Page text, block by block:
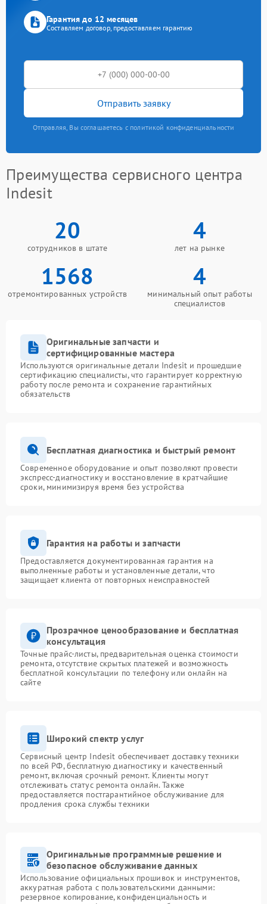
Гарантия до 12 месяцев
Составляем договор, предоставляем гарантию
Отправить заявку
Отправляя, Вы соглашаетесь с политикой конфиденциальности
Преимущества сервисного центра
Indesit
20
сотрудников в штате
4
лет на рынке
1568
отремонтированных устройств
4
минимальный опыт работы
специалистов
Оригинальные запчасти и
сертифицированные мастера
Используются оригинальные детали Indesit и прошедшие
сертификацию специалисты, что гарантирует корректную
работу после ремонта и сохранение гарантийных
обязательств
Бесплатная диагностика и быстрый ремонт
Современное оборудование и опыт позволяют провести
экспресс-диагностику и восстановление в кратчайшие
сроки, минимизируя время без устройства
Гарантия на работы и запчасти
Предоставляется документированная гарантия на
выполненные работы и установленные детали, что
защищает клиента от повторных неисправностей
Прозрачное ценообразование и бесплатная
консультация
Точные прайс-листы, предварительная оценка стоимости
ремонта, отсутствие скрытых платежей и возможность
бесплатной консультации по телефону или онлайн на
сайте
Широкий спектр услуг
Сервисный центр Indesit обеспечивает доставку техники
по всей РФ, бесплатную диагностику и качественный
ремонт, включая срочный ремонт. Клиенты могут
отслеживать статус ремонта онлайн. Также
предоставляется постгарантийное обслуживание для
продления срока службы техники
Оригинальные программные решение и
безопасное обслуживание данных
Использование официальных прошивок и инструментов,
аккуратная работа с пользовательскими данными:
резервное копирование, конфиденциальность и